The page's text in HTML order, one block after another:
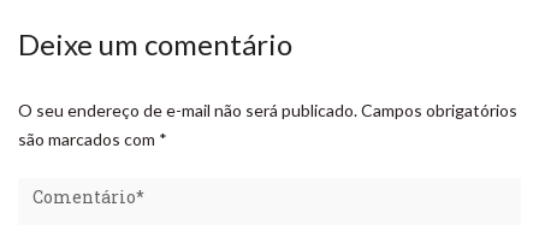
Deixe um comentário
O seu endereço de e-mail não será publicado.Campos obrigatórios
são marcados com *